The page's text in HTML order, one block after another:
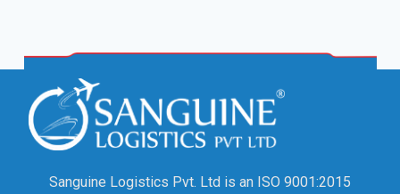
Sanguine Logistics Pvt. Ltd is an ISO 9001:2015